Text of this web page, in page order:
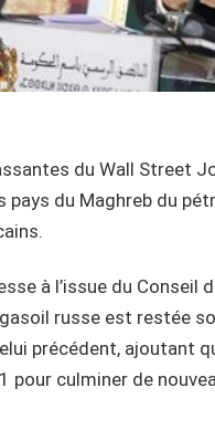
du Wall Street
du Maghreb du
à l’issue du
russe est restée
précédent, ajoutant
pour culminer de